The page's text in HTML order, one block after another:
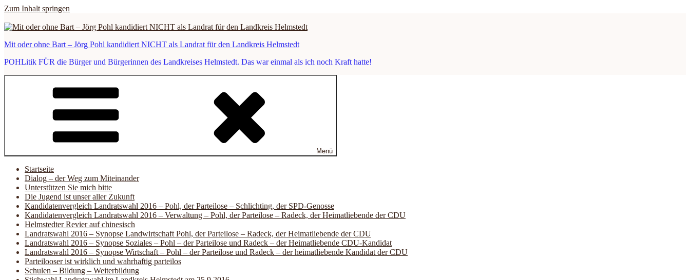
Zum Inhalt springen
Mit oder ohne Bart – Jörg Pohl kandidiert NICHT als Landrat für den Landkreis Helmstedt
POHLitik FÜR die Bürger und Bürgerinnen des Landkreises Helmstedt. Das war einmal als ich noch Kraft hatte!
Menü
Startseite
Dialog – der Weg zum Miteinander
Unterstützen Sie mich bitte
Die Jugend ist unser aller Zukunft
Kandidatenvergleich Landratswahl 2016 – Pohl, der Parteilose – Schlichting, der SPD-Genosse
Kandidatenvergleich Landratswahl 2016 – Verwaltung – Pohl, der Parteilose – Radeck, der Heimatliebende der CDU
Helmstedter Revier auf chinesisch
Landratswahl 2016 – Synopse Landwirtschaft Pohl, der Parteilose – Radeck, der Heimatliebende der CDU
Landratswahl 2016 – Synopse Soziales – Pohl – der Parteilose und Radeck – der Heimatliebende CDU-Kandidat
Landratswahl 2016 – Synopse Wirtschaft – Pohl – der Parteilose und Radeck – der heimatliebende Kandidat der CDU
Parteilooser ist wirklich und wahrhaftig parteilos
Schulen – Bildung – Weiterbildung